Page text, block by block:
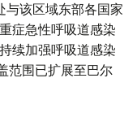
与该区域东部各国家
症急性呼吸道感染
续加强呼吸道感染
范围已扩展至巴尔